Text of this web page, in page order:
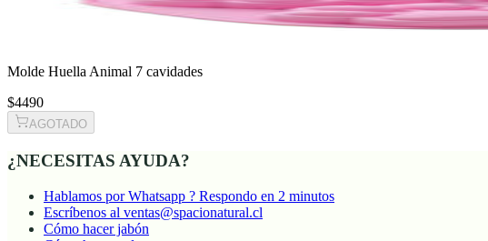
Molde Huella Animal 7 cavidades
$4490
AGOTADO
¿NECESITAS AYUDA?
Hablamos por Whatsapp ? Respondo en 2 minutos
Escríbenos al ventas@spacionatural.cl
Cómo hacer jabón